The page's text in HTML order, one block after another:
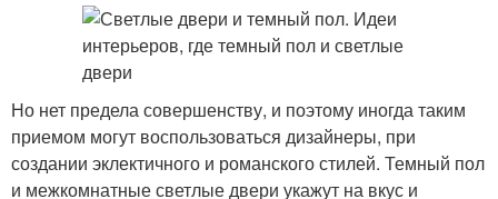
Но нет предела совершенству, и поэтому иногда таким
приемом могут воспользоваться дизайнеры, при
создании эклектичного и романского стилей. Темный пол
и межкомнатные светлые двери укажут на вкус и